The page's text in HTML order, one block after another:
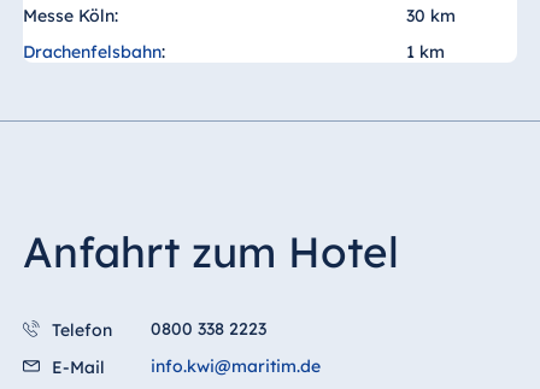
Italien
Antonine Hotel &
Spa Malta
Mauritius
Messe Köln:
30 km
Drachenfelsbahn: 1 km
Anfahrt zum Hotel
Telefon
0800 338 2223
E-Mail
info.kwi@maritim.de